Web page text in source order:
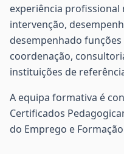
experiência profissional
intervenção,
desempenhado
coordenação,
instituições de
A equipa formativa é
Certificados
do Emprego e